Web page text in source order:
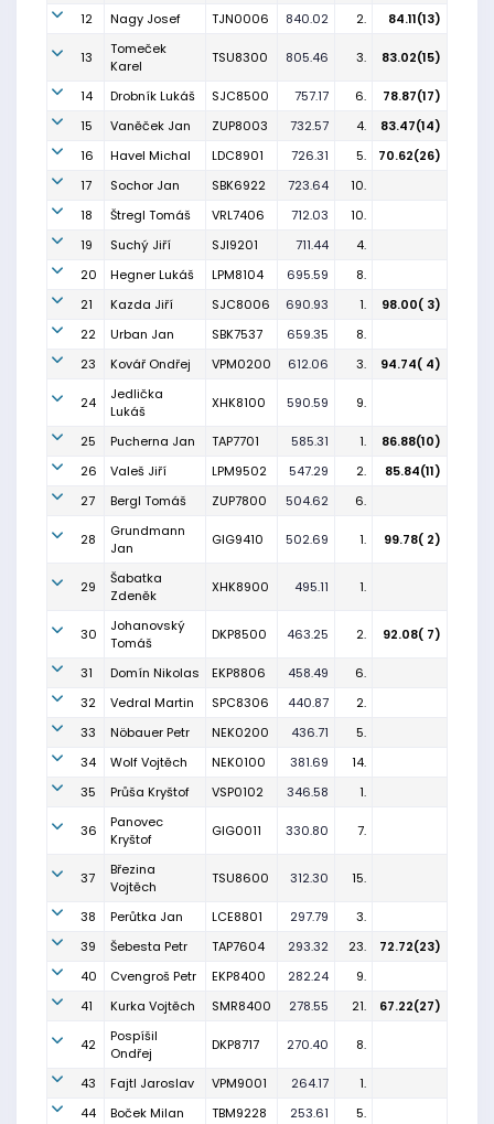
12 Nagy Josef TJN0006 840.02 2. 84.11(13)
13
Tomeček
Karel
TSU8300 805.46 3. 83.02(15)
14 Drobník Lukáš SJC8500 757.17 6.
78.87(17)
15
Vaněček Jan ZUP8003 732.57 4.
83.47(14)
16
Havel Michal LDC8901 726.31 5.
70.62(26)
17
Sochor Jan SBK6922 723.64
10.
18
Štregl Tomáš VRL7406 712.03
10.
19
Suchý Jiří SJI9201 711.44
4.
20
Hegner Lukáš LPM8104 695.59
8.
21
Kazda Jiří SJC8006 690.93 1.
98.00( 3)
22
Urban Jan SBK7537 659.35
8.
23
Kovář Ondřej VPM0200 612.06 3. 94.74( 4)
24
Jedlička
Lukáš
XHK8100 590.59 9.
25 Pucherna Jan TAP7701 585.31 1.
86.88(10)
26
Valeš Jiří LPM9502 547.29 2.
85.84(11)
27
Bergl Tomáš ZUP7800 504.62 6.
28
Grundmann
Jan
GIG9410 502.69 1. 99.78( 2)
29
Šabatka
Zdeněk
XHK8900 495.11 1.
30
Johanovský
Tomáš
DKP8500 463.25 2. 92.08( 7)
31 Domín Nikolas EKP8806 458.49
6.
32
Vedral Martin SPC8306 440.87
2.
33
Nöbauer Petr NEK0200 436.71
5.
34
Wolf Vojtěch NEK0100 381.69
14.
35
Průša Kryštof VSP0102 346.58 1.
36
Panovec
Kryštof
GIG0011 330.80 7.
37
Březina
Vojtěch
TSU8600 312.30 15.
38 Perůtka Jan LCE8801 297.79
3.
39
Šebesta Petr TAP7604 293.32 23.
72.72(23)
40
Cvengroš Petr EKP8400 282.24
9.
41
Kurka Vojtěch SMR8400 278.55 21. 67.22(27)
42
Pospíšil
Ondřej
DKP8717 270.40 8.
43 Fajtl Jaroslav VPM9001 264.17
1.
44
Boček Milan TBM9228 253.61
5.